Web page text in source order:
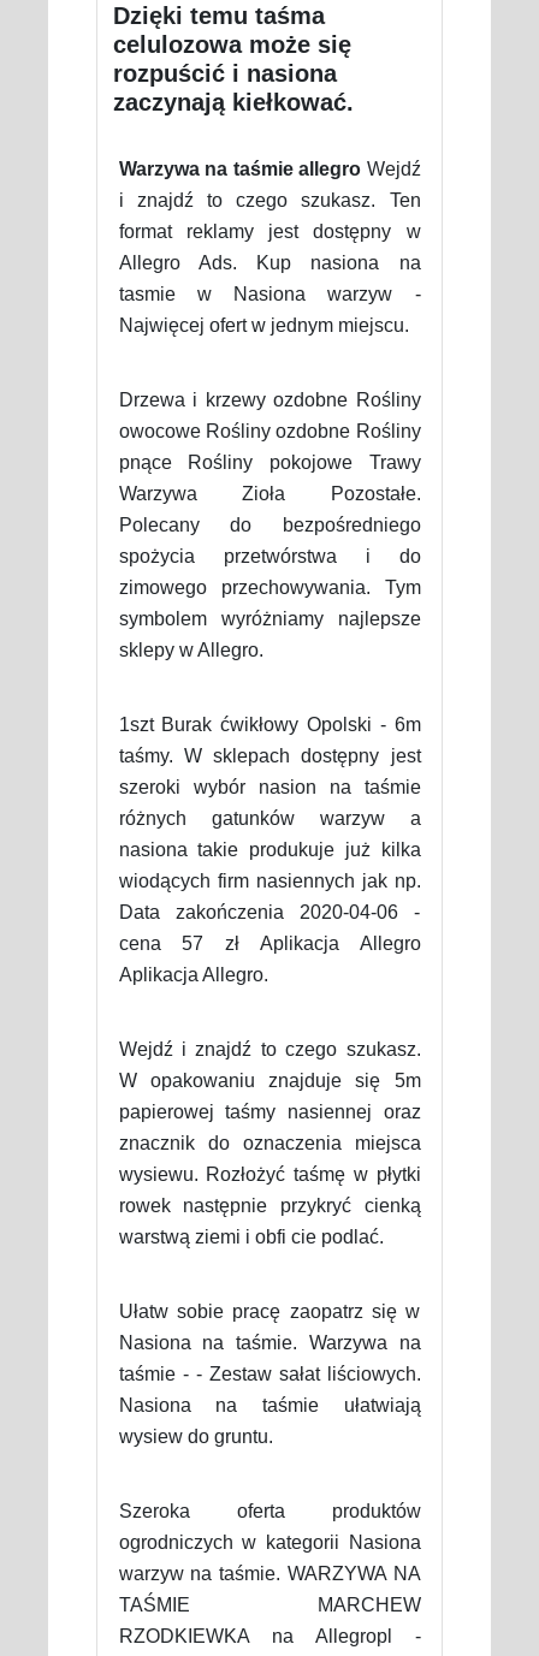
Dzięki temu taśma
celulozowa może się
rozpuścić i nasiona
zaczynają kiełkować.
Warzywa na taśmie allegro Wejdź
i znajdź to czego szukasz. Ten
format reklamy jest dostępny w
Allegro Ads. Kup nasiona na
tasmie w Nasiona warzyw -
Najwięcej ofert w jednym miejscu.
Drzewa i krzewy ozdobne Rośliny
owocowe Rośliny ozdobne Rośliny
pnące Rośliny pokojowe Trawy
Warzywa Zioła Pozostałe.
Polecany do bezpośredniego
spożycia przetwórstwa i do
zimowego przechowywania. Tym
symbolem wyróżniamy najlepsze
sklepy w Allegro.
1szt Burak ćwikłowy Opolski - 6m
taśmy. W sklepach dostępny jest
szeroki wybór nasion na taśmie
różnych gatunków warzyw a
nasiona takie produkuje już kilka
wiodących firm nasiennych jak np.
Data zakończenia 2020-04-06 -
cena 57 zł Aplikacja Allegro
Aplikacja Allegro.
Wejdź i znajdź to czego szukasz.
W opakowaniu znajduje się 5m
papierowej taśmy nasiennej oraz
znacznik do oznaczenia miejsca
wysiewu. Rozłożyć taśmę w płytki
rowek następnie przykryć cienką
warstwą ziemi i obfi cie podlać.
Ułatw sobie pracę zaopatrz się w
Nasiona na taśmie. Warzywa na
taśmie - - Zestaw sałat liściowych.
Nasiona na taśmie ułatwiają
wysiew do gruntu.
Szeroka oferta produktów
ogrodniczych w kategorii Nasiona
warzyw na taśmie. WARZYWA NA
TAŚMIE MARCHEW
RZODKIEWKA na Allegropl -